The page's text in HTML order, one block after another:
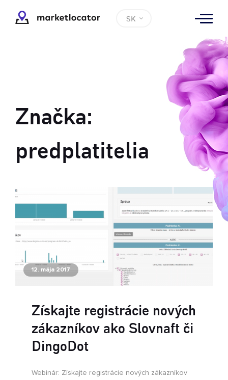
SK
Značka:
predplatitelia
12. mája 2017
Získajte registrácie nových
zákazníkov ako Slovnaft či
DingoDot
Webinár: Získajte registrácie nových zákazníkov